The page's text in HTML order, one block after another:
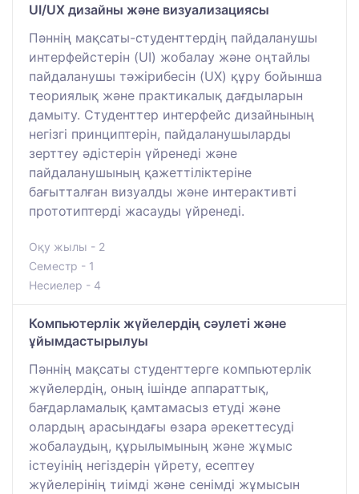
UI/UX дизайны және визуализациясы
Пәннің мақсаты-студенттердің пайдаланушы
интерфейстерін (UI) жобалау және оңтайлы
пайдаланушы тәжірибесін (UX) құру бойынша
теориялық және практикалық дағдыларын
дамыту. Студенттер интерфейс дизайнының
негізгі принциптерін, пайдаланушыларды
зерттеу әдістерін үйренеді және
пайдаланушының қажеттіліктеріне
бағытталған визуалды және интерактивті
прототиптерді жасауды үйренеді.
Оқу жылы - 2
Семестр - 1
Несиелер - 4
Компьютерлік жүйелердің сәулеті және
ұйымдастырылуы
Пәннің мақсаты студенттерге компьютерлік
жүйелердің, оның ішінде аппараттық,
бағдарламалық қамтамасыз етуді және
олардың арасындағы өзара әрекеттесуді
жобалаудың, құрылымының және жұмыс
істеуінің негіздерін үйрету, есептеу
жүйелерінің тиімді және сенімді жұмысын